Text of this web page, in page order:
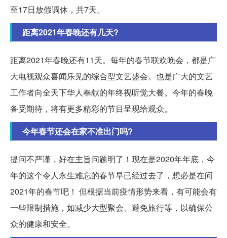
至17日放假调休，共7天。
距离2021年春晚还有几天?
距离2021年春晚还有11天。每年的春节联欢晚会，都是广
大电视观众喜闻乐见的综合型文艺盛会。也是广大的文艺
工作者向全天下华人奉献的年终视听觉大餐。今年的春晚
备受期待，将有更多精彩的节目呈现给观众。
今年春节还会在家不准出门吗?
提问不严谨，好在主旨问题明了！现在是2020年年底，今
年的这个令人永生难忘的春节早已经过去了，想必是在问
2021年的春节吧！ 但根据当前疫情形势来看，有可能会有
一些限制措施，如减少大型聚会、避免旅行等，以确保公
众的健康和安全。